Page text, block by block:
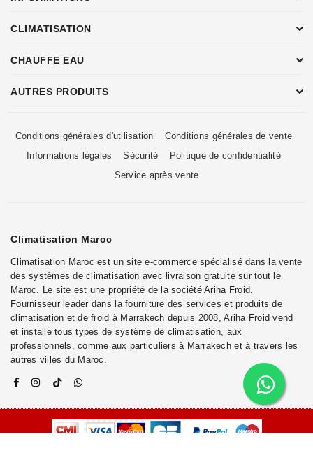
CLIMATISATION
CHAUFFE EAU
AUTRES PRODUITS
Conditions générales d'utilisation
Conditions générales de vente
Informations légales
Sécurité
Politique de confidentialité
Service après vente
Climatisation Maroc
Climatisation Maroc est un site e-commerce spécialisé dans la vente
des systèmes de climatisation avec livraison gratuite sur tout le
Maroc. Le site est une propriété de la société Ariha Froid.
Fournisseur leader dans la fourniture des services et produits de
climatisation et de froid à Marrakech depuis 2008, Ariha Froid vend
et installe tous types de système de climatisation, aux
professionnels, comme aux particuliers à Marrakech et à travers les
autres villes du Maroc.